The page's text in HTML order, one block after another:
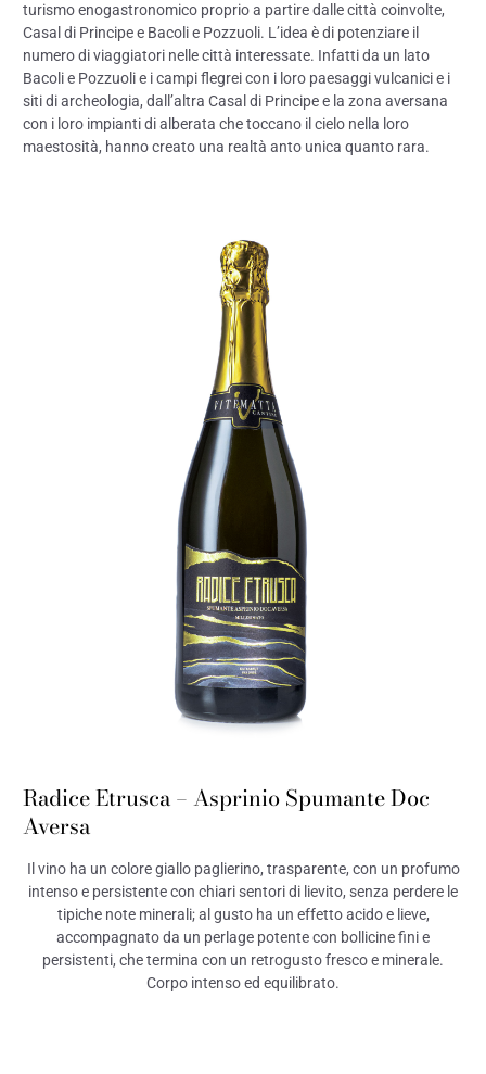
turismo enogastronomico proprio a partire dalle città coinvolte,
Casal di Principe e Bacoli e Pozzuoli. L’idea è di potenziare il
numero di viaggiatori nelle città interessate. Infatti da un lato
Bacoli e Pozzuoli e i campi flegrei con i loro paesaggi vulcanici e i
siti di archeologia, dall’altra Casal di Principe e la zona aversana
con i loro impianti di alberata che toccano il cielo nella loro
maestosità, hanno creato una realtà anto unica quanto rara.
Radice Etrusca – Asprinio Spumante Doc
Aversa
Il vino ha un colore giallo paglierino, trasparente, con un profumo
intenso e persistente con chiari sentori di lievito, senza perdere le
tipiche note minerali; al gusto ha un effetto acido e lieve,
accompagnato da un perlage potente con bollicine fini e
persistenti, che termina con un retrogusto fresco e minerale.
Corpo intenso ed equilibrato.